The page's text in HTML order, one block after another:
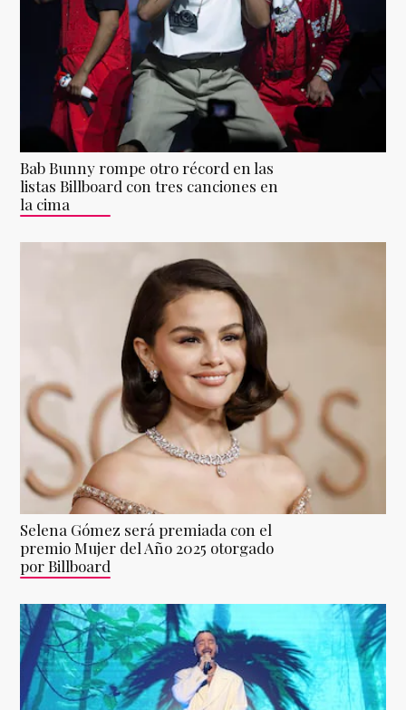
Bab Bunny rompe otro récord en las
listas Billboard con tres canciones en
la cima
Selena Gómez será premiada con el
premio Mujer del Año 2025 otorgado
por Billboard